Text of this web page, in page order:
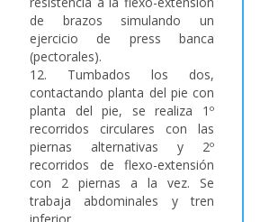
de brazos simulando un
ejercicio de press banca
(pectorales).
12. Tumbados los dos,
contactando planta del pie con
planta del pie, se realiza 1º
recorridos circulares con las
piernas alternativas y 2º
recorridos de flexo-extensión
con 2 piernas a la vez. Se
trabaja abdominales y tren